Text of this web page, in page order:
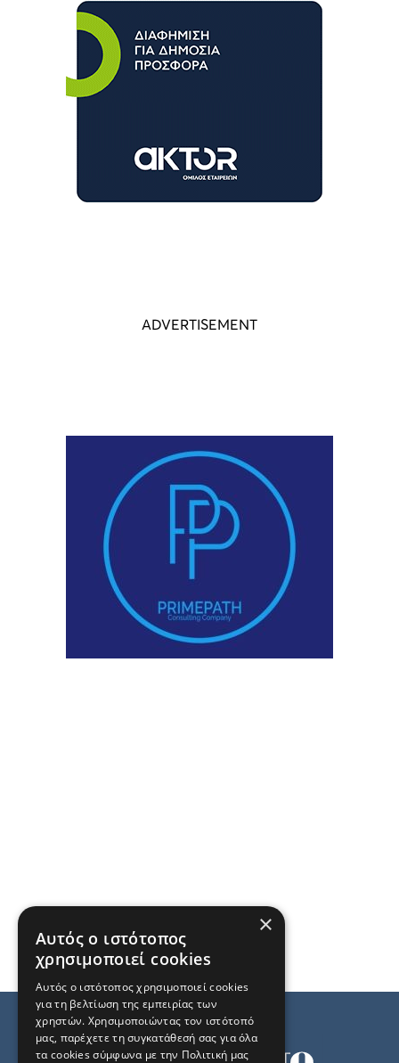
×
Αυτός ο ιστότοπος
χρησιμοποιεί cookies
Αυτός ο ιστότοπος χρησιμοποιεί cookies
για τη βελτίωση της εμπειρίας των
χρηστών. Χρησιμοποιώντας τον ιστότοπό
μας, παρέχετε τη συγκατάθεσή σας για όλα
τα cookies σύμφωνα με την Πολιτική μας